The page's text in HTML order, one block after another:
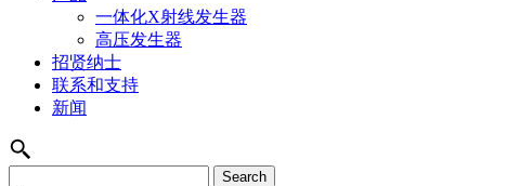
一体化X射线发生器
高压发生器
招贤纳士
联系和支持
新闻